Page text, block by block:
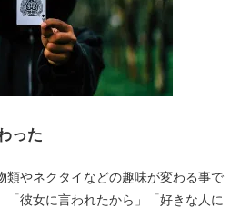
った
類やネクタイなどの趣味が変わる事で
「彼女に言われたから」「好きな人に